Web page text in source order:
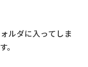
ルダに入ってしま
。